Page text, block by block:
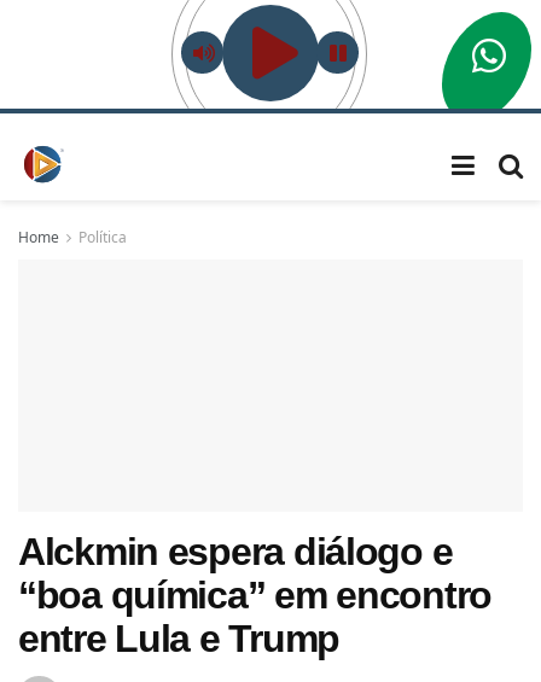
Home Política
Alckmin espera diálogo e
“boa química” em encontro
entre Lula e Trump